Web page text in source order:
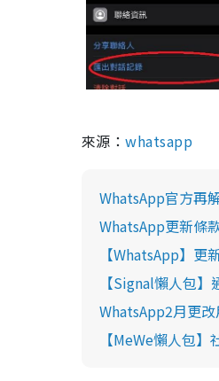
來源：whatsapp
WhatsApp官方再
WhatsApp更新條
【WhatsApp】
【Signal懶人包
WhatsApp2月更
【MeWe懶人包